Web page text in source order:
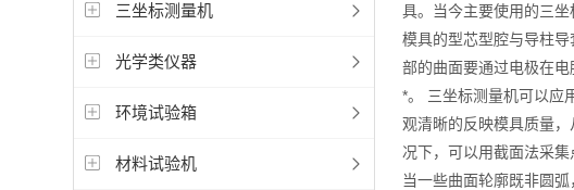
三坐标测量机
光学类仪器
环境试验箱
材料试验机
具。当今主要使用的三
模具的型芯型腔与导柱
部的曲面要通过电极在
*。 三坐标测量机可以应
观清晰的反映模具质量
况下，可以用截面法采
当一些曲面轮廓既非圆